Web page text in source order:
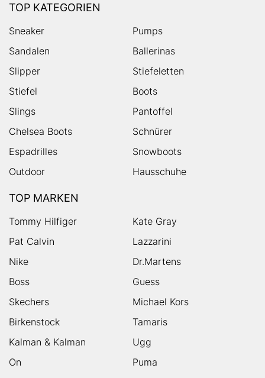
TOP KATEGORIEN
Sneaker
Pumps
Sandalen
Ballerinas
Slipper
Stiefeletten
Stiefel
Boots
Slings
Pantoffel
Chelsea Boots
Schnürer
Espadrilles
Snowboots
Outdoor
Hausschuhe
TOP MARKEN
Tommy Hilfiger
Kate Gray
Pat Calvin
Lazzarini
Nike
Dr.Martens
Boss
Guess
Skechers
Michael Kors
Birkenstock
Tamaris
Kalman & Kalman
Ugg
On
Puma